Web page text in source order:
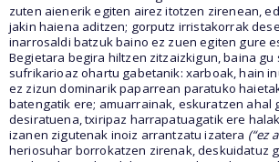
zuten aienerik egiten airez itotzen zirenean,
jakin haiena aditzen; gorputz irristakorrak
inarrosaldi batzuk baino ez zuen egiten gure
Begietara begira hiltzen zitzaizkigun, baina gu
sufrikarioaz ohartu gabetanik: xarboak, hain
ez zizun dominarik paparrean paratuko
batengatik ere; amuarrainak, eskuratzen ahal
desiratuena, txiripaz harrapatuagatik ere
izanen zigutenak inoiz arrantzatu izatera (“ez
heriosuhar borrokatzen zirenak, deskuidatuz